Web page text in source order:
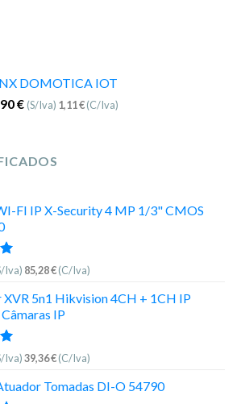
DOMOTICA IOT
€ (S/Iva) 1,11€(C/Iva)
FI IP X-Security 4 MP 1/3" CMOS
Iva) 85,28€(C/Iva)
XVR 5n1 Hikvision 4CH + 1CH IP
IP
Iva)39,36€(C/Iva)
Tomadas DI-O 54790